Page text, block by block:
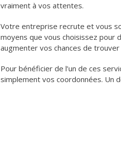
vraiment à vos attentes.
Votre entreprise recrute et vous
moyens que vous choisissez pour
augmenter vos chances de
Pour bénéficier de l’un de ces
simplement vos coordonnées. Un